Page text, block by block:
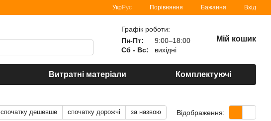
УкрРус Порівняння Бажання Вхід
Графік роботи:
Пн-Пт:
9:00–18:00
Сб - Вс:
вихідні
Мій кошик
Витратні матеріали Комплектуючі
спочатку дешевше спочатку дорожчі за назвою Відображення: